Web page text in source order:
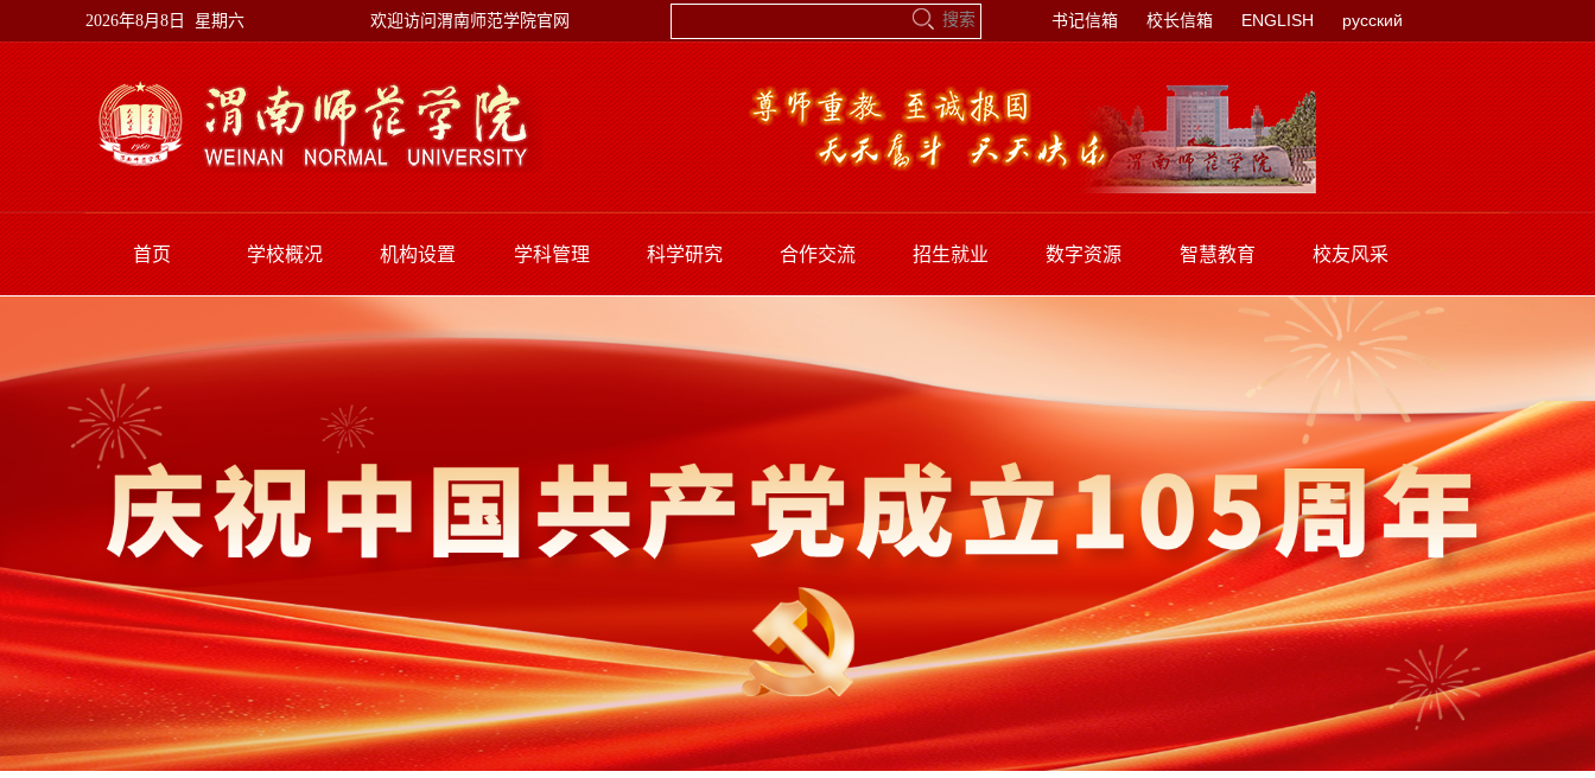
2026年8月8日 星期六 欢迎访问渭南师范学院官网 书记信箱 校长信箱 ENGLISH русский
首页 学校概况 机构设置 学科管理 科学研究 合作交流 招生就业 数字资源 智慧教育 校友风采